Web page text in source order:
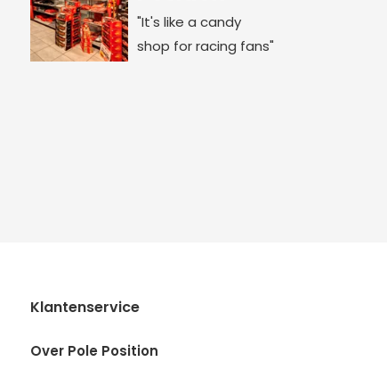
"It's like a candy
shop for racing fans"
Klantenservice
Over Pole Position